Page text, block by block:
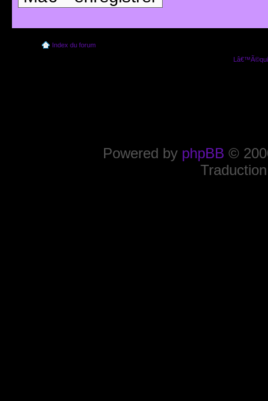
Index du forum
Powered by phpBB ©